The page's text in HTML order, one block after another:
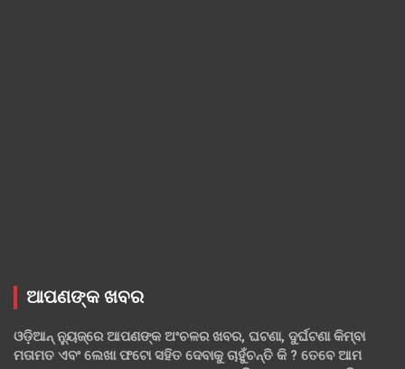
ଆପଣଙ୍କ ଖବର
ଓଡ଼ିଆନ୍ ନ୍ୟୁଜ୍‌ରେ ଆପଣଙ୍କ ଅଂଚଳର ଖବର, ଘଟଣା, ଦୁର୍ଘଟଣା କିମ୍ବା
ମତାମତ ଏବଂ ଲେଖା ଫଟୋ ସହିତ ଦେବାକୁ ଚାହୁଁଚନ୍ତି କି ? ତେବେ ଆମ